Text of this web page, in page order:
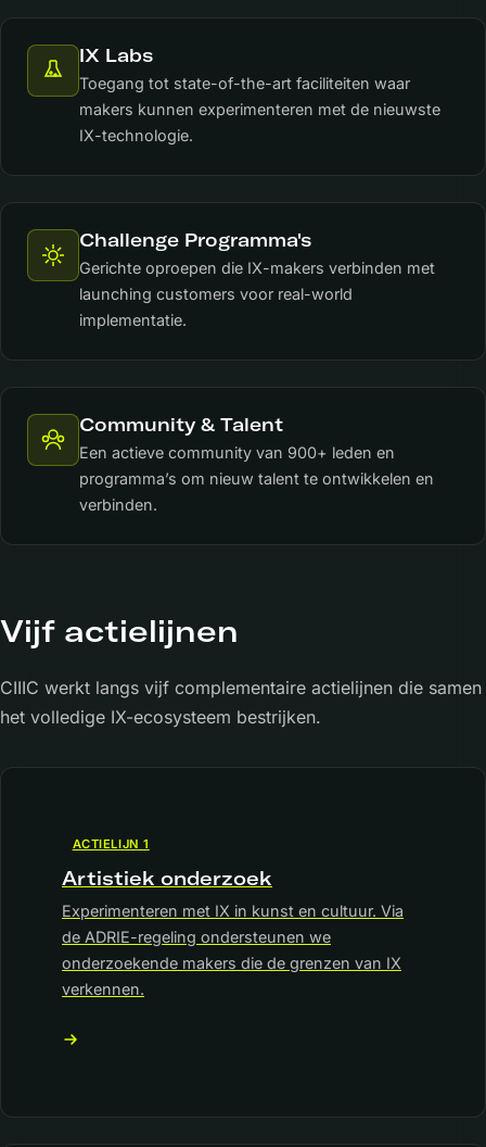
IX Labs
Toegang tot state-of-the-art faciliteiten waar
makers kunnen experimenteren met de nieuwste
IX-technologie.
Challenge Programma's
Gerichte oproepen die IX-makers verbinden met
launching customers voor real-world
implementatie.
Community & Talent
Een actieve community van 900+ leden en
programma’s om nieuw talent te ontwikkelen en
verbinden.
Vijf actielijnen
CIIIC werkt langs vijf complementaire actielijnen die samen
het volledige IX-ecosysteem bestrijken.
ACTIELIJN 1
Artistiek onderzoek
Experimenteren met IX in kunst en cultuur. Via
de ADRIE-regeling ondersteunen we
onderzoekende makers die de grenzen van IX
verkennen.